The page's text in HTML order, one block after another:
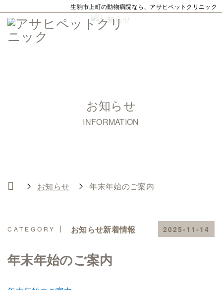
生駒市上町の動物病院なら、アサヒペットクリニック
お知らせ
INFORMATION
お知らせ 年末年始のご案内
お知らせ新着情報 2025-11-14
年末年始のご案内